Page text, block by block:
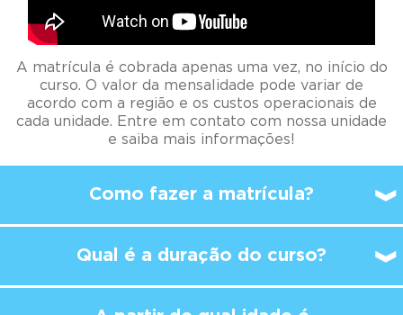
A matrícula é cobrada apenas uma vez, no início do
curso. O valor da mensalidade pode variar de
acordo com a região e os custos operacionais de
cada unidade. Entre em contato com nossa unidade
e saiba mais informações!
Como fazer a matrícula?
Qual é a duração do curso?